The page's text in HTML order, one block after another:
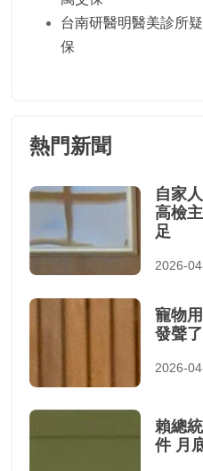
台南研醫明醫美診所
保
熱門新聞
自家
高檢
足
2026-
寵物
發聲了
2026-
賴總
件 月